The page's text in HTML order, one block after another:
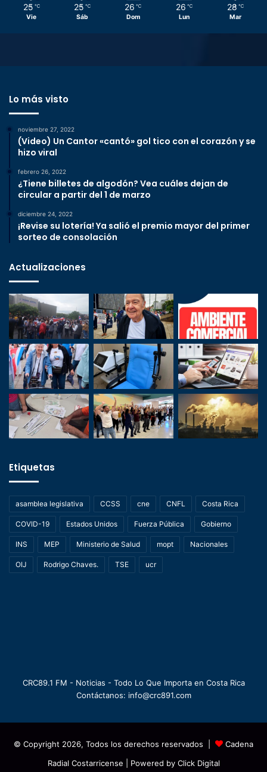
25 ℃
Vie
25 ℃
Sáb
26 ℃
Dom
26 ℃
Lun
28 ℃
Mar
Lo más visto
noviembre 27, 2022
(Video) Un Cantor «cantó» gol tico con el corazón y se
hizo viral
febrero 26, 2022
¿Tiene billetes de algodón? Vea cuáles dejan de
circular a partir del 1 de marzo
diciembre 24, 2022
¡Revise su lotería! Ya salió el premio mayor del primer
sorteo de consolación
Actualizaciones
Etiquetas
asamblea legislativa CCSS cne CNFL Costa Rica
COVID-19 Estados Unidos Fuerza Pública Gobierno
INS MEP Ministerio de Salud mopt Nacionales
OIJ Rodrigo Chaves. TSE ucr
CRC89.1 FM - Noticias - Todo Lo Que Importa en Costa Rica
Contáctanos: info@crc891.com
© Copyright 2026, Todos los derechos reservados |
Cadena
Radial Costarricense | Powered by Click Digital